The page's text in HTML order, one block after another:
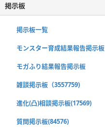
掲示板
掲示板一覧
モンスター育成結果報告掲示板
モガふり結果報告掲示板
雑談掲示板（3557759)
進化(凸)相談掲示板(17569)
質問掲示板(84576)